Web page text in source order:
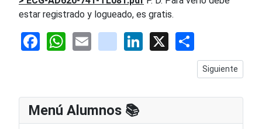
estar registrado y logueado, es gratis.
Facebook
WhatsApp
Emailyoutube
LinkedIn
X
Artículo
Siguiente
Menú Alumnos 📚​